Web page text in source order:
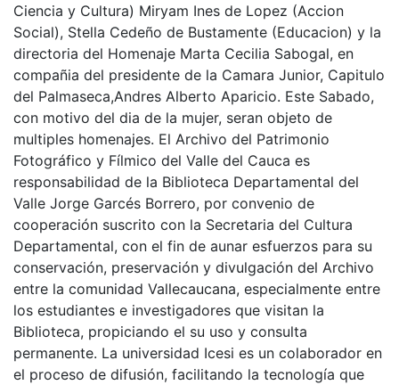
Ciencia y Cultura) Miryam Ines de Lopez (Accion
Social), Stella Cedeño de Bustamente (Educacion) y la
directoria del Homenaje Marta Cecilia Sabogal, en
compañia del presidente de la Camara Junior, Capitulo
del Palmaseca,Andres Alberto Aparicio. Este Sabado,
con motivo del dia de la mujer, seran objeto de
multiples homenajes. El Archivo del Patrimonio
Fotográfico y Fílmico del Valle del Cauca es
responsabilidad de la Biblioteca Departamental del
Valle Jorge Garcés Borrero, por convenio de
cooperación suscrito con la Secretaria del Cultura
Departamental, con el fin de aunar esfuerzos para su
conservación, preservación y divulgación del Archivo
entre la comunidad Vallecaucana, especialmente entre
los estudiantes e investigadores que visitan la
Biblioteca, propiciando el su uso y consulta
permanente. La universidad Icesi es un colaborador en
el proceso de difusión, facilitando la tecnología que